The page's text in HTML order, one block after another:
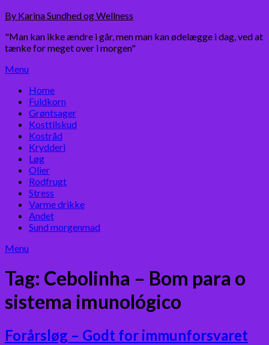
Skip
content
By Karina Sundhed og Wellness
"Man kan ikke ændre i går, men man kan ødelægge i dag, ved at
tænke for meget over i morgen"
Menu
Home
Fuldkorn
Grøntsager
Kosttilskud
Kostråd
Krydderi
Løg
Olier
Rodfrugt
Stress
Varme drikke
Andet
Sund morgenmad
Menu
Tag: Cebolinha – Bom para o
sistema imunológico
Forårsløg – Godt for immunforsvaret